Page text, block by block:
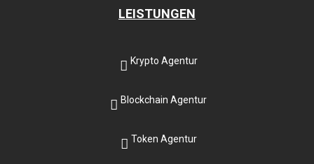
LEISTUNGEN
Krypto Agentur
Blockchain Agentur
Token Agentur